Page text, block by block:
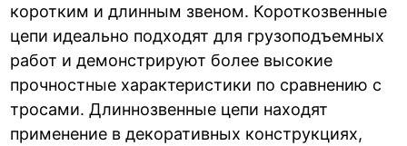
коротким и длинным звеном. Короткозвенные
цепи идеально подходят для грузоподъемных
работ и демонстрируют более высокие
прочностные характеристики по сравнению с
тросами. Длиннозвенные цепи находят
применение в декоративных конструкциях,